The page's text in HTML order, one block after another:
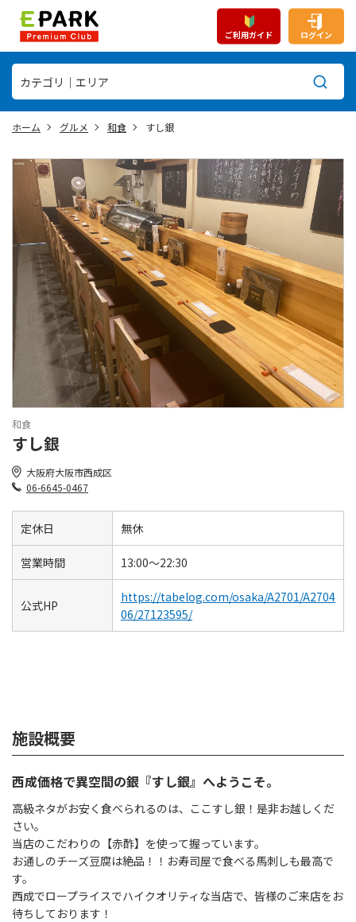
ご利用ガイド ログイン
ホーム グルメ 和食 すし銀
和食
すし銀
大阪府大阪市西成区
06-6645-0467
定休日 無休
営業時間 13:00～22:30
公式HP
https://tabelog.com/osaka/A2701/A2704
06/27123595/
施設概要
西成価格で異空間の銀『すし銀』へようこそ。
高級ネタがお安く食べられるのは、ここすし銀！是非お越しくだ
さい。
当店のこだわりの【赤酢】を使って握っています。
お通しのチーズ豆腐は絶品！！お寿司屋で食べる馬刺しも最高で
す。
西成でロープライスでハイクオリティな当店で、皆様のご来店をお
待ちしております！